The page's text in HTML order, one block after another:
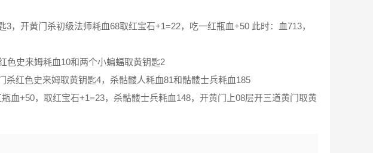
，开黄门杀初级法师耗血68取红宝石+1=22，吃一红瓶血+50 此时：血713，
色史来姆耗血10和两个小蝙蝠取黄钥匙2
红色史来姆取黄钥匙4，杀骷髅人耗血81和骷髅士兵耗血185
血+50，取红宝石+1=23，杀骷髅士兵耗血148，开黄门上08层开三道黄门取黄